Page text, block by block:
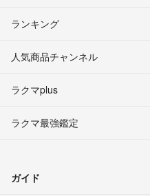
ランキング
人気商品チャンネル
ラクマplus
ラクマ最強鑑定
ガイド